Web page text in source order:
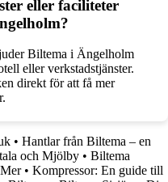
eller faciliteter
Biltema i Ängelholm
eller verkstadstjänster.
direkt för att få mer
• Hantlar från Biltema – en
och Mjölby • Biltema
• Kompressor: En guide till